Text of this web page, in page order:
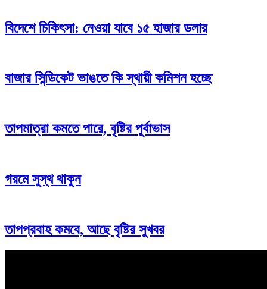
বিদেশে চিকিৎসা: নেওয়া যাবে ১৫ হাজার ডলার
বাজার সিন্ডিকেট ভাঙতে কি স্থায়ী কমিশন হচ্ছে
তাপমাত্রা কমতে পারে, বৃষ্টির পূর্বাভাস
গরমে সুস্থ থাকুন
তাপপ্রবাহ কমবে, আছে বৃষ্টির সুখবর